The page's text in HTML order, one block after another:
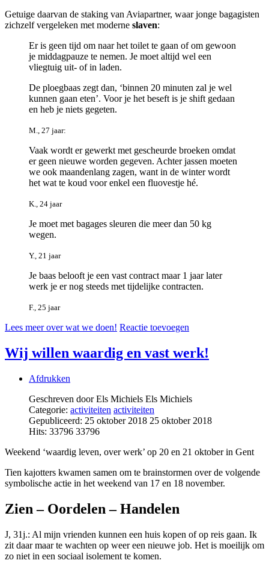
Getuige daarvan de staking van Aviapartner, waar jonge bagagisten
zichzelf vergeleken met moderne slaven:
Er is geen tijd om naar het toilet te gaan of om gewoon
je middagpauze te nemen. Je moet altijd wel een
vliegtuig uit- of in laden.
De ploegbaas zegt dan, ‘binnen 20 minuten zal je wel
kunnen gaan eten’. Voor je het beseft is je shift gedaan
en heb je niets gegeten.
M., 27 jaar:
Vaak wordt er gewerkt met gescheurde broeken omdat
er geen nieuwe worden gegeven. Achter jassen moeten
we ook maandenlang zagen, want in de winter wordt
het wat te koud voor enkel een fluovestje hé.
K., 24 jaar
Je moet met bagages sleuren die meer dan 50 kg
wegen.
Y., 21 jaar
Je baas belooft je een vast contract maar 1 jaar later
werk je er nog steeds met tijdelijke contracten.
F., 25 jaar
Lees meer over wat we doen! Reactie toevoegen
Wij willen waardig en vast werk!
Afdrukken
Geschreven door Els Michiels Els Michiels
Categorie: activiteiten activiteiten
Gepubliceerd: 25 oktober 2018 25 oktober 2018
Hits: 33796 33796
Weekend ‘waardig leven, over werk’ op 20 en 21 oktober in Gent
Tien kajotters kwamen samen om te brainstormen over de volgende
symbolische actie in het weekend van 17 en 18 november.
Zien – Oordelen – Handelen
J, 31j.: Al mijn vrienden kunnen een huis kopen of op reis gaan. Ik
zit daar maar te wachten op weer een nieuwe job. Het is moeilijk om
zo niet in een sociaal isolement te komen.